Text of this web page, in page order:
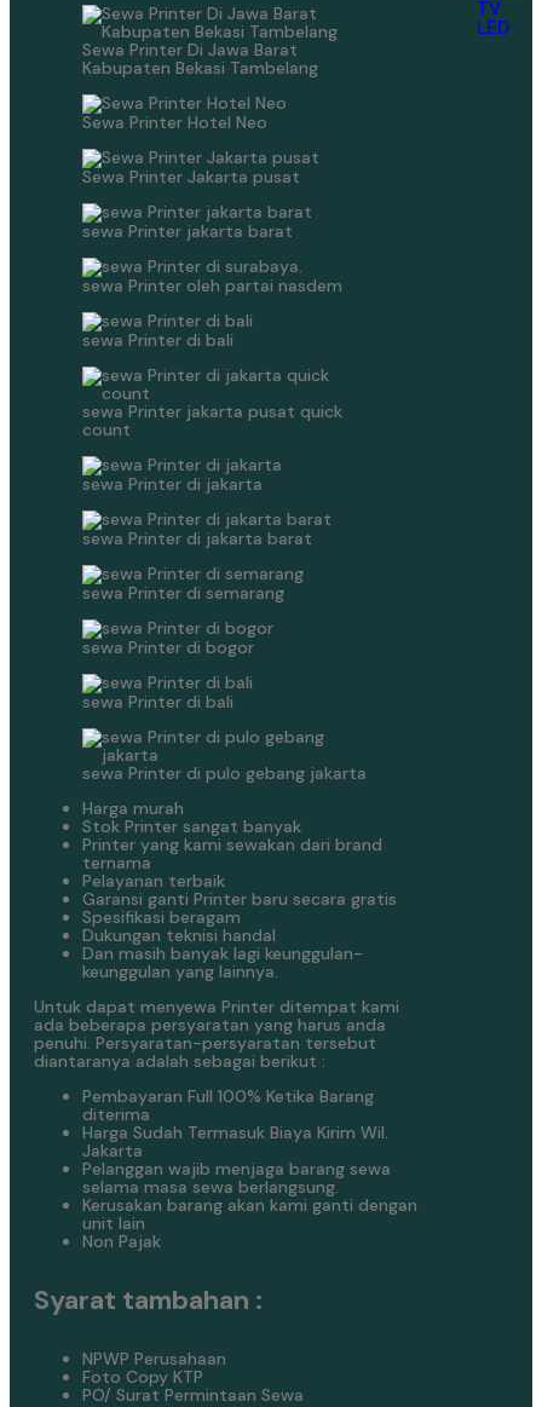
Sewa Printer Di Jawa Barat
Kabupaten Bekasi Tambelang
Sewa Printer Hotel Neo
Sewa Printer Jakarta pusat
sewa Printer jakarta barat
sewa Printer oleh partai nasdem
sewa Printer di bali
sewa Printer jakarta pusat quick
count
sewa Printer di jakarta
sewa Printer di jakarta barat
sewa Printer di semarang
sewa Printer di bogor
sewa Printer di bali
sewa Printer di pulo gebang jakarta
Harga murah
Stok Printer sangat banyak
Printer yang kami sewakan dari brand
ternama
Pelayanan terbaik
Garansi ganti Printer baru secara gratis
Spesifikasi beragam
Dukungan teknisi handal
Dan masih banyak lagi keunggulan-
keunggulan yang lainnya.
Untuk dapat menyewa Printer ditempat kami
ada beberapa persyaratan yang harus anda
penuhi. Persyaratan-persyaratan tersebut
diantaranya adalah sebagai berikut :
Pembayaran Full 100% Ketika Barang
diterima
Harga Sudah Termasuk Biaya Kirim Wil.
Jakarta
Pelanggan wajib menjaga barang sewa
selama masa sewa berlangsung.
Kerusakan barang akan kami ganti dengan
unit lain
Non Pajak
Syarat tambahan :
NPWP Perusahaan
Foto Copy KTP
PO/ Surat Permintaan Sewa
TV
LED